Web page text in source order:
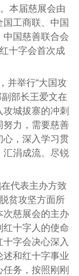
本届慈展会由
工商联、中国
中国慈善联合会
十字会首次成
举行“大国攻
部长王爱文在
城拔寨的冲刺
努力，需要慈善
心，深入学习贯
汇涓成流、尽锐
代表主办方致
贫攻坚方面所
次慈展会的主办
红十字人的使命
字会决心深入
述和红十字事业
务，按照刚刚